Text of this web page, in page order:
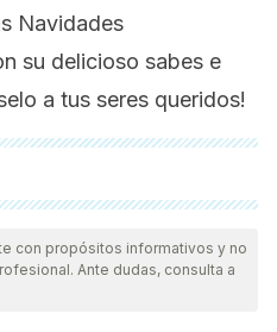
Navidades
su delicioso sabes e
a tus seres queridos!
revisadas a profundidad por
su calidad, confiabilidad,
de este artículo fue
con propósitos informativos y no
Ante dudas, consulta a